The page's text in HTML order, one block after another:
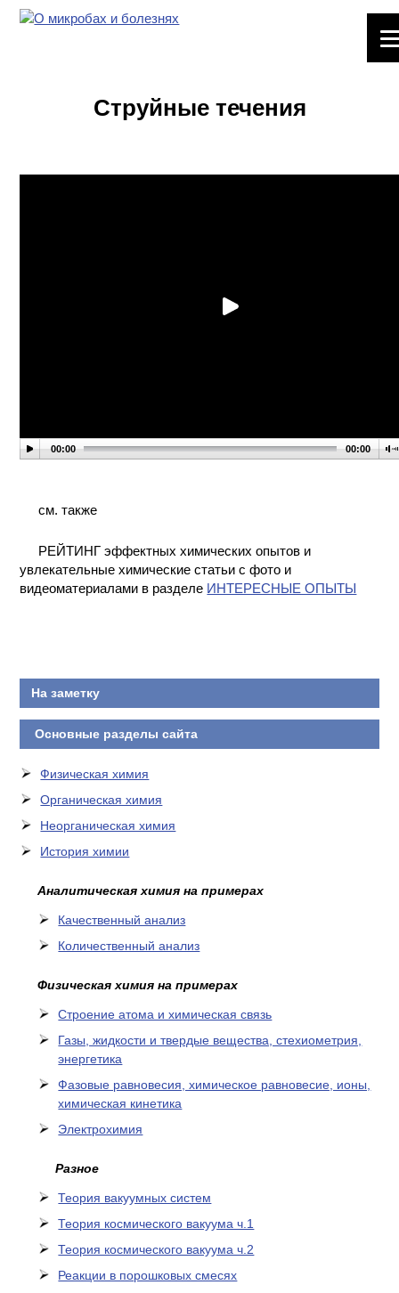
ХИМИЧЕСКАЯ
ВРЕДНЫЕ
Струйные течения
00:00 00:00
см. также
РЕЙТИНГ эффектных химических опытов и
увлекательные химические статьи с фото и
видеоматериалами в разделе ИНТЕРЕСНЫЕ ОПЫТЫ
На заметку
Основные разделы сайта
Физическая химия
Органическая химия
Неорганическая химия
История химии
Аналитическая химия на примерах
Качественный анализ
Количественный анализ
Физическая химия на примерах
Cтроение атома и химическая связь
Газы, жидкости и твердые вещества, стехиометрия,
энергетика
Фазовые равновесия, химическое равновесие, ионы,
химическая кинетика
Электрохимия
Разное
Теория вакуумных систем
Теория космического вакуума ч.1
Теория космического вакуума ч.2
Реакции в порошковых смесях